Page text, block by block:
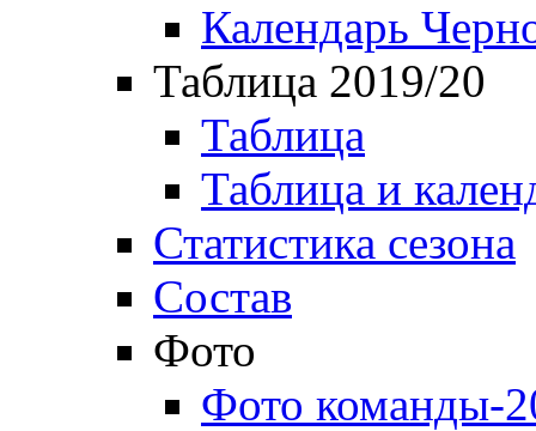
Календарь
Таблица 2019/20
Таблица
Таблица и
Статистика сезона
Состав
Фото
Фото команды-